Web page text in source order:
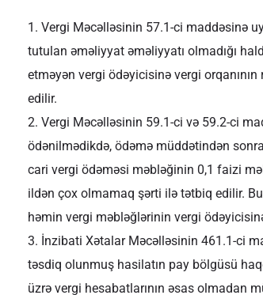
Vergi Məcəlləsinin 57.1-ci maddəsinə
tutulan əməliyyat əməliyyatı olmadığı
etməyən vergi ödəyicisinə vergi
edilir.
Vergi Məcəlləsinin 59.1-ci və 59.2-ci
ödənilmədikdə, ödəmə müddətindən
cari vergi ödəməsi məbləğinin 0,1 faizi
ildən çox olmamaq şərti ilə tətbiq edilir.
həmin vergi məbləğlərinin vergi
İnzibati Xətalar Məcəlləsinin 461.1-ci
təsdiq olunmuş hasilatın pay bölgüsü
üzrə vergi hesabatlarının əsas olmadan